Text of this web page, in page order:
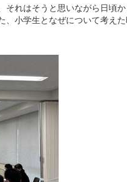
それはそうと思いながら日
小学生となぜについて考え